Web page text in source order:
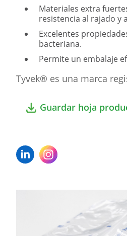
Materiales extra
resistencia al rajado y
Excelentes
bacteriana.
Permite un embalaje
Tyvek® es una marca
Guardar hoja